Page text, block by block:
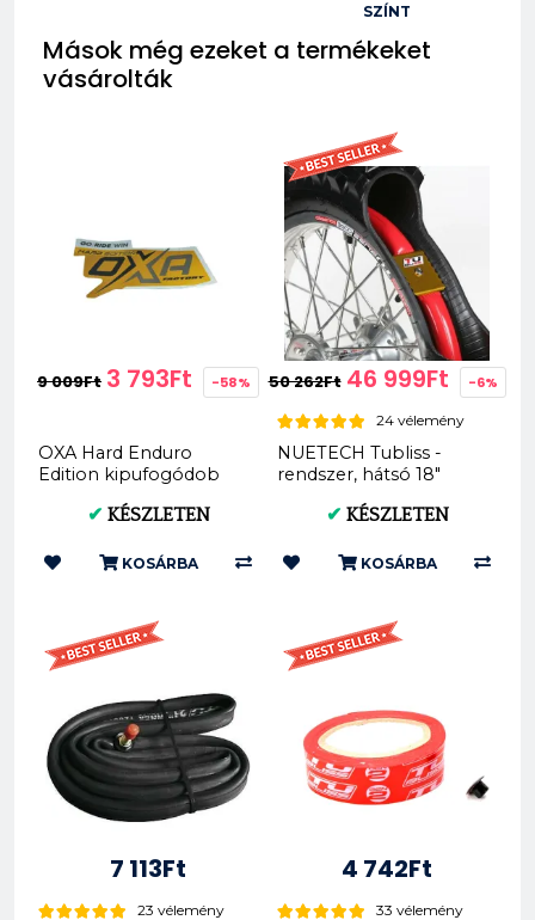
SZÍNT
Mások még ezeket a termékeket
vásárolták
9 009Ft 3 793Ft -58%
OXA Hard Enduro
Edition kipufogódob
0040914
✔ KÉSZLETEN
KOSÁRBA
50 262Ft 46 999Ft -6%
24 vélemény
NUETECH Tubliss -
rendszer, hátsó 18"
✔ KÉSZLETEN
KOSÁRBA
7 113Ft
23 vélemény
4 742Ft
33 vélemény